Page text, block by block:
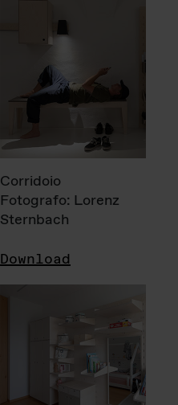
Corridoio
Fotografo: Lorenz
Sternbach
Download